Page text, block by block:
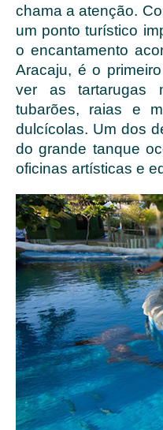
chama a atenção.
um ponto turístico
o encantamento
Aracaju, é o
ver as tartarugas
tubarões, raias e
dulcícolas. Um dos
do grande tanque
oficinas artísticas e